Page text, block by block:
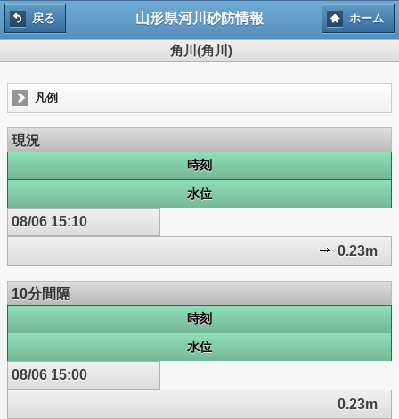
戻る 山形県河川砂防情報 ホーム
角川(角川)
凡例
現況
時刻
水位
08/06 15:10
0.23m
10分間隔
時刻
水位
08/06 15:00
0.23m